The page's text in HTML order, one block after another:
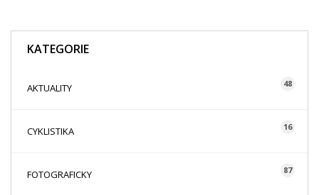
KATEGORIE
AKTUALITY 48
CYKLISTIKA 16
FOTOGRAFICKY 87